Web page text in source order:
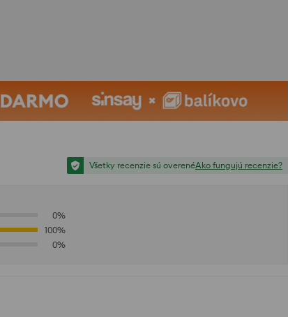
Všetky recenzie sú overenéAko fungujú recenzie?
0%
100%
0%